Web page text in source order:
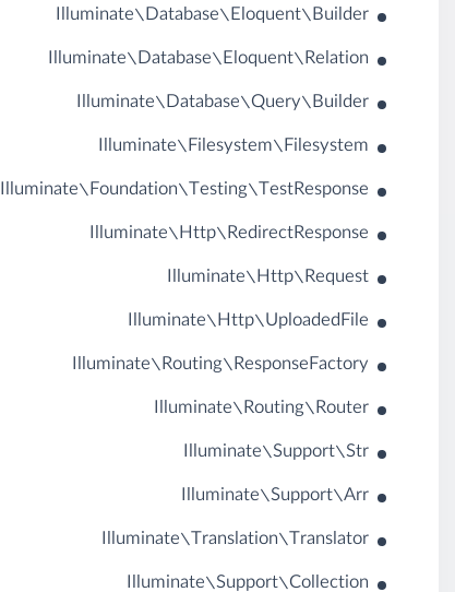
Illuminate\Database\Eloquent\Builder
Illuminate\Database\Eloquent\Relation
Illuminate\Database\Query\Builder
Illuminate\Filesystem\Filesystem
Illuminate\Foundation\Testing\TestResponse
Illuminate\Http\RedirectResponse
Illuminate\Http\Request
Illuminate\Http\UploadedFile
Illuminate\Routing\ResponseFactory
Illuminate\Routing\Router
Illuminate\Support\Str
Illuminate\Support\Arr
Illuminate\Translation\Translator
Illuminate\Support\Collection